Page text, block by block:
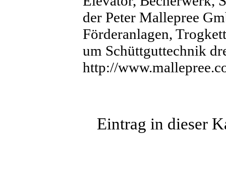
der Peter Mallepree
Förderanlagen,
um Schüttguttechnik
http://
Eintrag in dieser